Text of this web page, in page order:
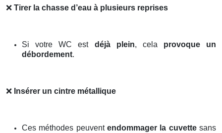
❌ Tirer la chasse d’eau à plusieurs reprises
Si votre WC est déjà plein, cela provoque un
débordement.
❌ Insérer un cintre métallique
Ces méthodes peuvent endommager la cuvettesans